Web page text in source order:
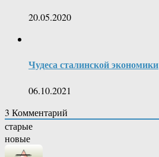
20.05.2020
Чудеса сталинской экономики
06.10.2021
3 Комментарий
старые
новые